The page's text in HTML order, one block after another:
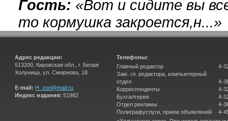
Гость: «Вот и сидите вы
то кормушка закроется,н...»
Адрес редакции:
613200, Кировская обл., г. Белая
Холуница, ул. Смирнова, 18
E-mail: H_zori@mail.ru
Индекс издания: 51982
Телефоны:
Главный редактор
Зам. гл. редактора, компьютерный
отдел
Корреспонденты
Бухгалтерия
Отдел рекламы
Полиграфуслуги, прием объявлений
4-
4-
4-
4-
4-
4-